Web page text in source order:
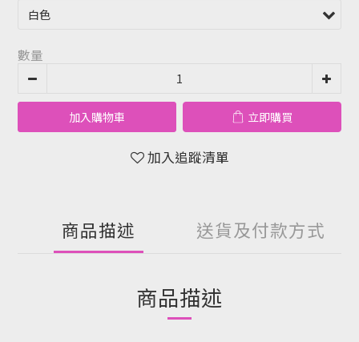
數量
加入購物車 立即購買
加入追蹤清單
商品描述 送貨及付款方式
商品描述